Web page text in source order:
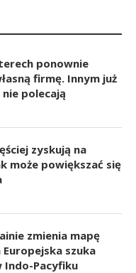
ponownie
firmę. Innym już
polecają
zyskują na
może powiększać się
zmienia mapę
Europejska szuka
Pacyfiku